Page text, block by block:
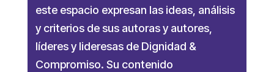
este espacio expresan las ideas, análisis
y criterios de sus autoras y autores,
líderes y lideresas de Dignidad &
Compromiso. Su contenido